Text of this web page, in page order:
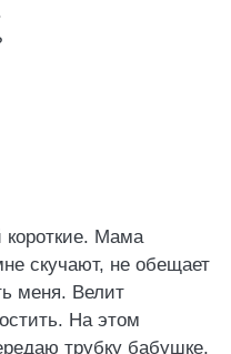
Мама
скучают, не обещает
меня. Велит
На этом
трубку бабушке,